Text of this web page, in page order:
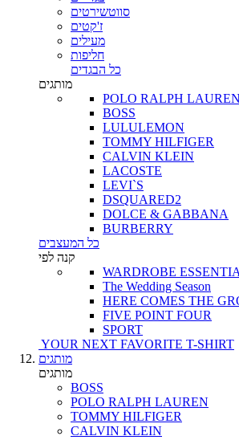
סווטשירטים
ז'קטים
מעילים
חליפות
כל הבגדים
מותגים
POLO RALPH LAUREN
BOSS
LULULEMON
TOMMY HILFIGER
CALVIN KLEIN
LACOSTE
LEVI`S
DSQUARED2
DOLCE & GABBANA
BURBERRY
כל המעצבים
קנה לפי
WARDROBE
The Wedding Season
HERE COMES THE
FIVE POINT FOUR
SPORT
YOUR NEXT FAVORITE T-SHIRT
מותגים
מותגים
BOSS
POLO RALPH LAUREN
TOMMY HILFIGER
CALVIN KLEIN